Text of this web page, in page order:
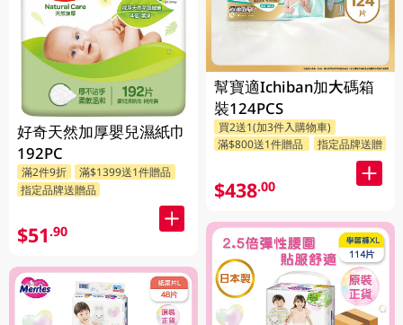
好奇天然加厚嬰兒濕紙巾
192PC
滿2件9折
滿$1399送1件贈品
指定品牌送贈品
$51.90
幫寶適Ichiban加大碼箱
裝124PCS
買2送1(加3件入購物車)
滿$800送1件贈品
指定品牌送贈品
$438.00